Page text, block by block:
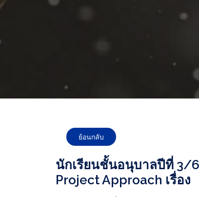
ย้อนกลับ
นักเรียนชั้นอนุบาลปีที่ 3/
Project Approach เรื่อง